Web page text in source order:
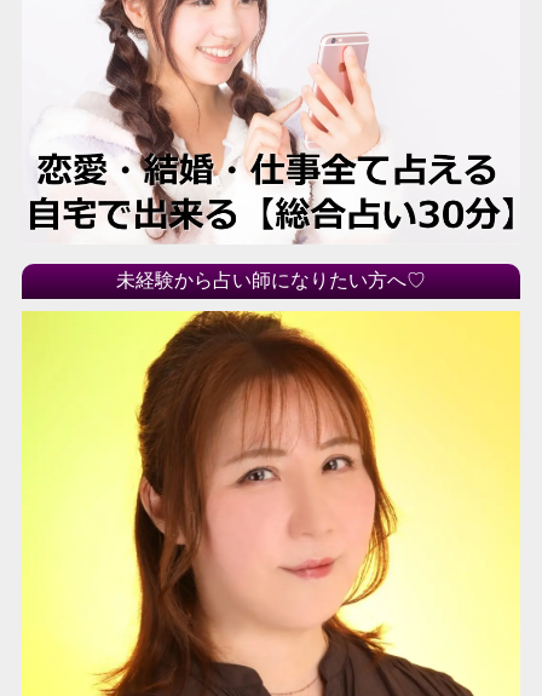
未経験から占い師になりたい方へ♡